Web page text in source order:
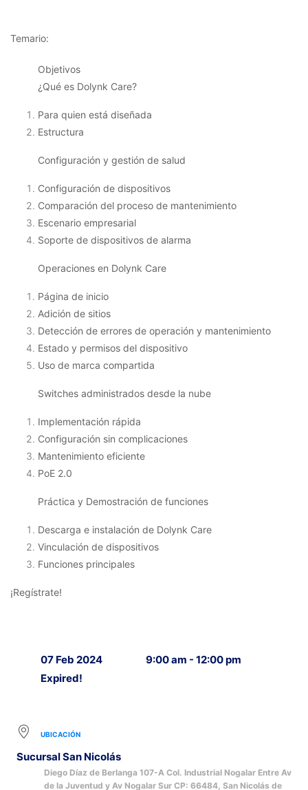
Temario:
Objetivos
¿Qué es Dolynk Care?
Para quien está diseñada
Estructura
Configuración y gestión de salud
Configuración de dispositivos
Comparación del proceso de mantenimiento
Escenario empresarial
Soporte de dispositivos de alarma
Operaciones en Dolynk Care
Página de inicio
Adición de sitios
Detección de errores de operación y mantenimiento
Estado y permisos del dispositivo
Uso de marca compartida
Switches administrados desde la nube
Implementación rápida
Configuración sin complicaciones
Mantenimiento eficiente
PoE 2.0
Práctica y Demostración de funciones
Descarga e instalación de Dolynk Care
Vinculación de dispositivos
Funciones principales
¡Regístrate!
07 Feb 2024
Expired!
9:00 am - 12:00 pm
UBICACIÓN
Sucursal San Nicolás
Diego Díaz de Berlanga 107-A Col. Industrial Nogalar Entre Av
de la Juventud y Av Nogalar Sur CP: 66484, San Nicolás de